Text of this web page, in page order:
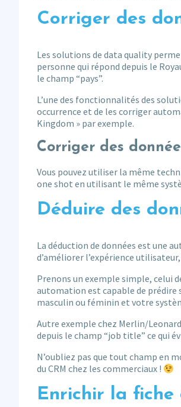
Corriger des
Les solutions de data quality
personne qui répond depuis le
le champ “pays”.
L’une des fonctionnalités des
occurrence et de les corriger
Kingdom » par exemple.
Corriger des
Vous pouvez utiliser la même
one shot en utilisant le même
Déduire des
La déduction de données est une
d’améliorer l’expérience
Prenons un exemple simple, celui
automation est capable de prédire
masculin ou féminin et votre
Autre exemple chez Merlin/
depuis le champ “job title” ce qui
N’oubliez pas que tout champ en
du CRM chez les commerciaux !
Enrichir la